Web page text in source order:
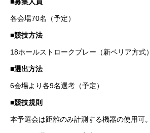
各会場70名（予定）
■競技方法
18ホールストロークプレー（新ペリア方式）
■選出方法
6会場より各9名選考（予定）
■競技規則
本予選会は距離のみ計測する機器の使用可